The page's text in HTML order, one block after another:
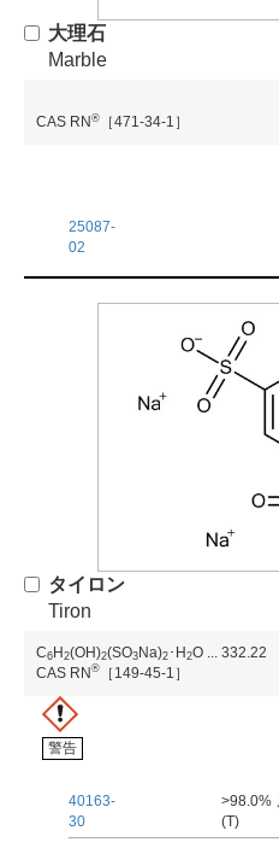
大理石
Marble
CAS RN ® ［471-34-1］
25087-
02
タイロン
Tiron
C6 H 2(OH)2(SO3 Na)2 ･H 2O ... 332.22
CAS RN ® ［149-45-1］
警告
40163-
30
>98.0%
(T)